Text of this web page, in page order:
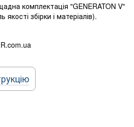
комплектація "GENERATON V"
збірки і матеріалів).